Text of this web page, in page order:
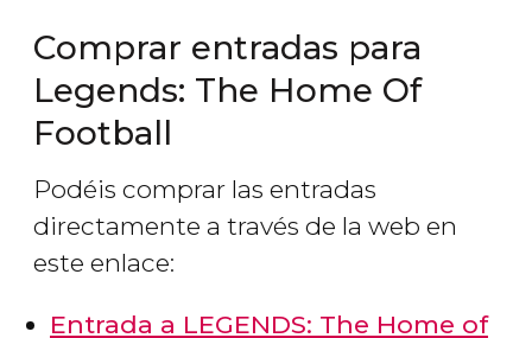
Comprar entradas para
Legends: The Home Of
Football
Podéis comprar las entradas
directamente a través de la web en
este enlace:
Entrada a LEGENDS: The Home of